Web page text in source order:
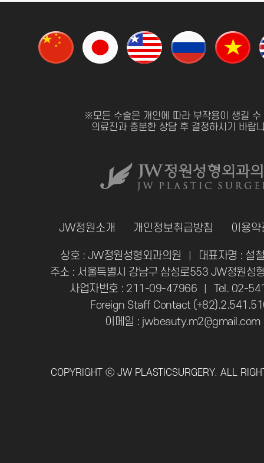
※모든 수술은 개인에 따라 부작용이 생길 수
의료진과 충분한 상담 후 결정하시기 바랍
JW정원소개 개인정보취급방침 이용약
상호 : JW정원성형외과의원
대표자명 : 설
주소 : 서울특별시 강남구 삼성로553 JW정원성
사업자번호 : 211-09-47966
Tel. 02-
Foreign Staff Contact
이메일 : jwbeauty.m2@gmail.com
COPYRIGHT ⓒ JW PLASTICSURGERY. ALL